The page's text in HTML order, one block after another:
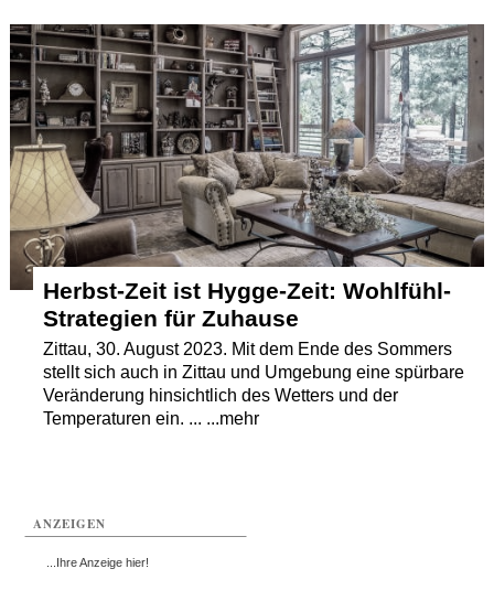
Herbst-Zeit ist Hygge-Zeit: Wohlfühl-
Strategien für Zuhause
Zittau, 30. August 2023. Mit dem Ende des Sommers
stellt sich auch in Zittau und Umgebung eine spürbare
Veränderung hinsichtlich des Wetters und der
Temperaturen ein. ... ...mehr
ANZEIGEN
...Ihre Anzeige hier!